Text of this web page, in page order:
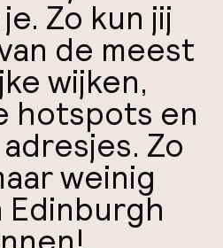
Zo kun jij
de meest
wijken,
hotspots en
Zo
weinig
Edinburgh